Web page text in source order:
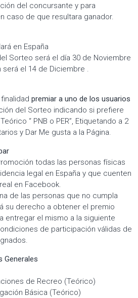
del concursante y para
caso de que resultara ganador.
en España
Sorteo será el día 30 de Noviembre
el 14 de Diciembre .
premiar a uno de los usuarios
del Sorteo indicando si prefiere
“ PNB o PER”, Etiquetando a 2
y Dar Me gusta a la Página.
todas las personas físicas
legal en España y que cuenten
en Facebook.
de las personas que no cumpla
su derecho a obtener el premio
entregar el mismo a la siguiente
de participación válidas de
Generales
de Recreo (Teórico)
Básica (Teórico)